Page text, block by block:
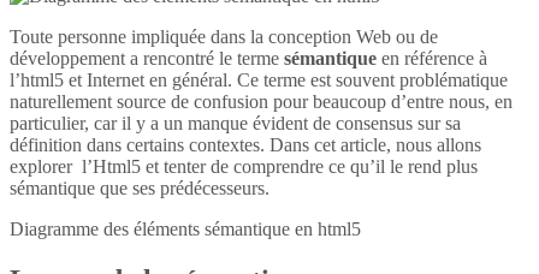
Toute personne impliquée dans la conception Web ou de
développement a rencontré le terme sémantique en référence à
l’html5 et Internet en général. Ce terme est souvent problématique
naturellement source de confusion pour beaucoup d’entre nous, en
particulier, car il y a un manque évident de consensus sur sa
définition dans certains contextes. Dans cet article, nous allons
explorer l’Html5 et tenter de comprendre ce qu’il le rend plus
sémantique que ses prédécesseurs.
Diagramme des éléments sémantique en html5